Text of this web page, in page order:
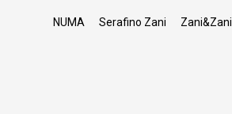
NUMA Serafino Zani Zani&Zani